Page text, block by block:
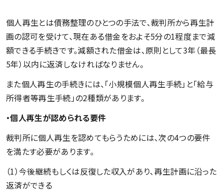
個人再生とは債務整理のひとつの手法で、裁判所から再生計
画の認可を受けて、現在ある借金をおよそ5分の1程度まで減
額できる手続きです。減額された借金は、原則として3年（最長
5年）以内に返済しなければなりません。
また個人再生の手続きには、「小規模個人再生手続」と「給与
所得者等再生手続」の2種類があります。
・個人再生が認められる要件
裁判所に個人再生を認めてもらうためには、次の4つの要件
を満たす必要があります。
（1）今後継続もしくは反復した収入があり、再生計画に沿った
返済ができる